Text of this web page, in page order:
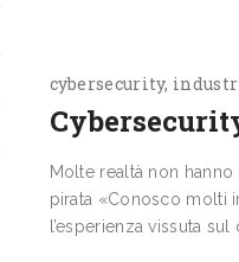
cybersecurity
Molte realtà non
pirata «Conosco molti
l’esperienza vissuta